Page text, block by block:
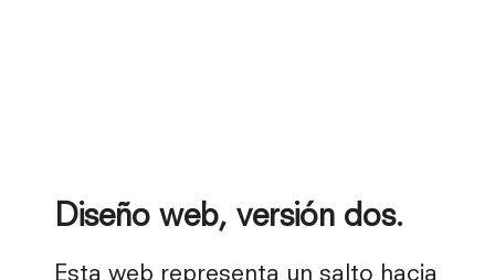
Diseño web, versión dos.
Esta web representa un salto hacia